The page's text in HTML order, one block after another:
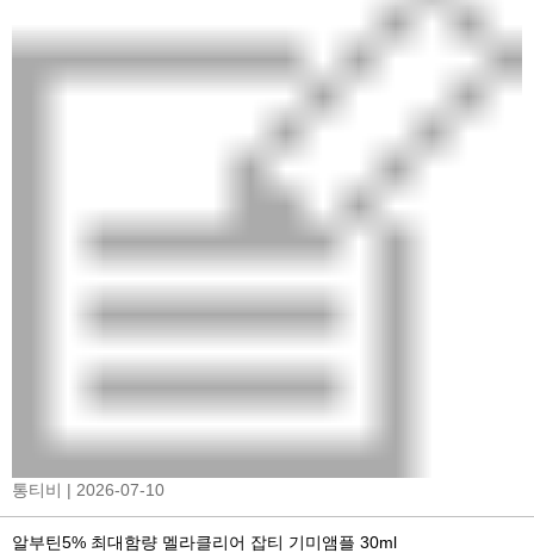
통티비 | 2026-07-10
알부틴5% 최대함량 멜라클리어 잡티 기미앰플 30ml